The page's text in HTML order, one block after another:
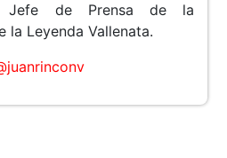
Jefe de Prensa de la
la Leyenda Vallenata.